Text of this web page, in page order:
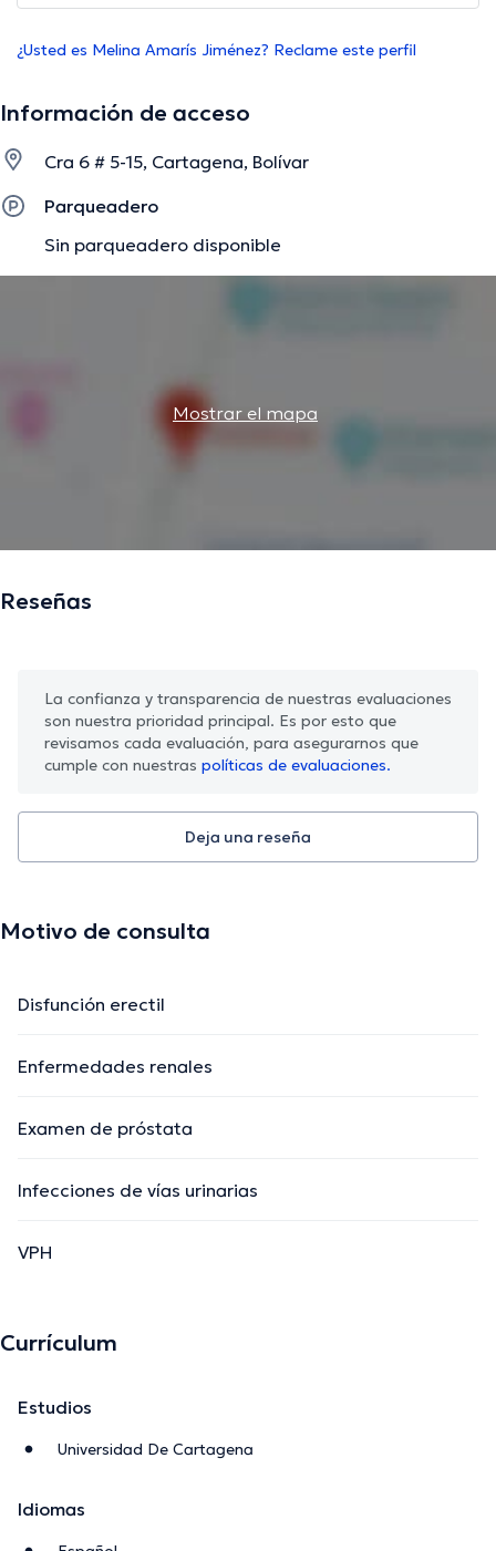
¿Usted es Melina Amarís Jiménez? Reclame este perfil
Información de acceso
Cra 6 # 5-15, Cartagena, Bolívar
Parqueadero
Sin parqueadero disponible
Mostrar el mapa
Reseñas
La confianza y transparencia de nuestras evaluaciones
son nuestra prioridad principal. Es por esto que
revisamos cada evaluación, para asegurarnos que
cumple con nuestras políticas de evaluaciones.
Deja una reseña
Motivo de consulta
Disfunción erectil
Enfermedades renales
Examen de próstata
Infecciones de vías urinarias
VPH
Currículum
Estudios
Universidad De Cartagena
Idiomas